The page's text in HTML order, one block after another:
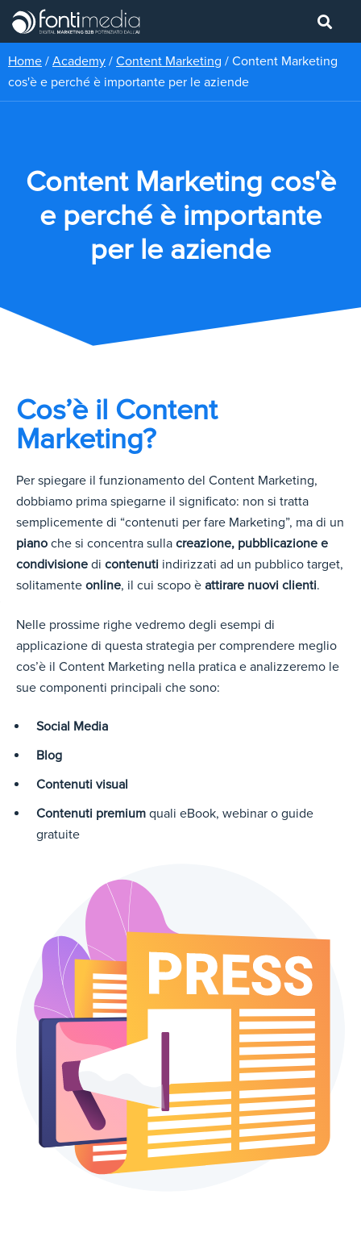
Home / Academy / Content Marketing / Content Marketing
cos'è e perché è importante per le aziende
Content Marketing cos'è
e perché è importante
per le aziende
Cos’è il Content
Marketing?
Per spiegare il funzionamento del Content Marketing,
dobbiamo prima spiegarne il significato: non si tratta
semplicemente di “contenuti per fare Marketing”, ma di un
piano che si concentra sulla creazione, pubblicazione e
condivisione di contenuti indirizzati ad un pubblico target,
solitamente online, il cui scopo è attirare nuovi clienti.
Nelle prossime righe vedremo degli esempi di
applicazione di questa strategia per comprendere meglio
cos’è il Content Marketing nella pratica e analizzeremo le
sue componenti principali che sono:
Social Media
Blog
Contenuti visual
Contenuti premium quali eBook, webinar o guide
gratuite